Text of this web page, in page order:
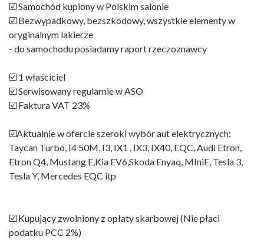
☑️ Samochód kupiony w Polskim salonie
☑️ Bezwypadkowy, bezszkodowy, wszystkie elementy w
oryginalnym lakierze
- do samochodu posiadamy raport rzeczoznawcy
☑️ 1 właściciel
☑️ Serwisowany regularnie w ASO
☑️ Faktura VAT 23%
☑️Aktualnie w ofercie szeroki wybór aut elektrycznych:
Taycan Turbo, I4 50M, I3, IX1 , IX3, IX40, EQC, Audi Etron,
Etron Q4, Mustang E,Kia EV6,Skoda Enyaq, MIniE, Tesla 3,
Tesla Y, Mercedes EQC itp
☑️ Kupujący zwolniony z opłaty skarbowej (Nie płaci
podatku PCC 2%)